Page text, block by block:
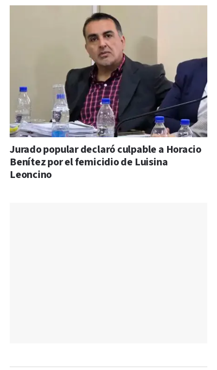
Jurado popular declaró culpable a Horacio
Benítez por el femicidio de Luisina
Leoncino